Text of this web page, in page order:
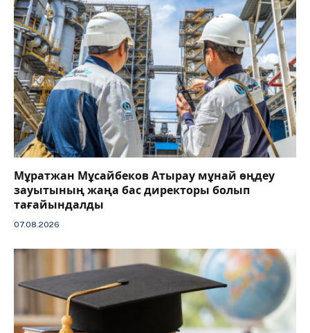
Мұратжан Мұсайбеков Атырау мұнай өңдеу
зауытының жаңа бас директоры болып
тағайындалды
07.08.2026